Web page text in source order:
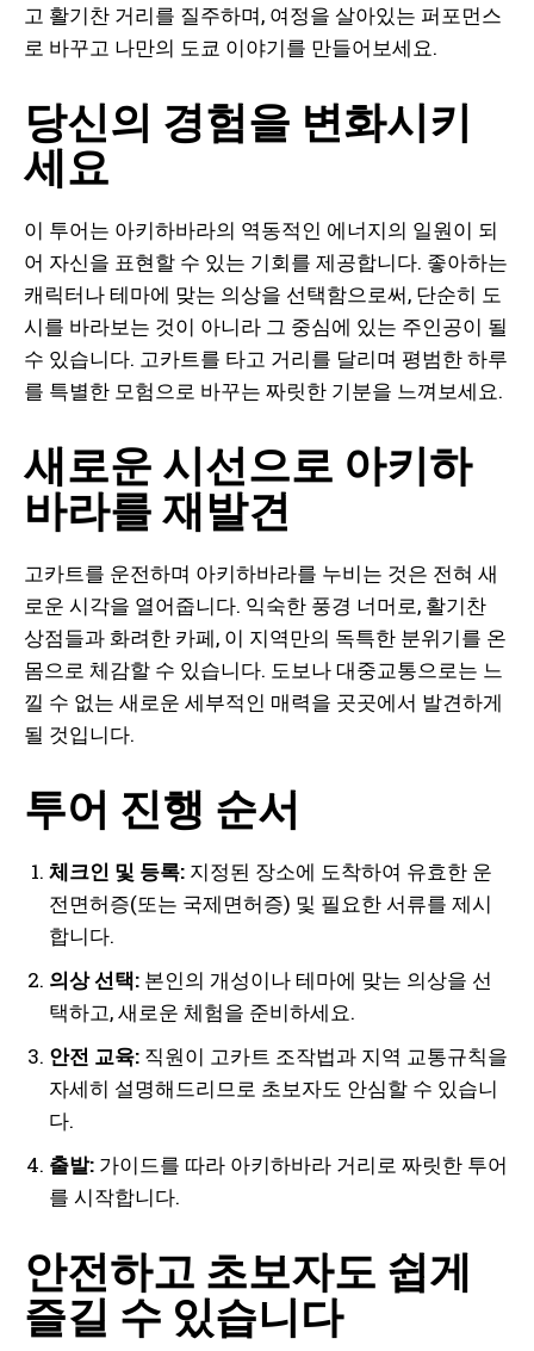
고 활기찬 거리를 질주하며, 여정을 살아있는 퍼포먼스
로 바꾸고 나만의 도쿄 이야기를 만들어보세요.
당신의 경험을 변화시키
세요
이 투어는 아키하바라의 역동적인 에너지의 일원이 되
어 자신을 표현할 수 있는 기회를 제공합니다. 좋아하는
캐릭터나 테마에 맞는 의상을 선택함으로써, 단순히 도
시를 바라보는 것이 아니라 그 중심에 있는 주인공이 될
수 있습니다. 고카트를 타고 거리를 달리며 평범한 하루
를 특별한 모험으로 바꾸는 짜릿한 기분을 느껴보세요.
새로운 시선으로 아키하
바라를 재발견
고카트를 운전하며 아키하바라를 누비는 것은 전혀 새
로운 시각을 열어줍니다. 익숙한 풍경 너머로, 활기찬
상점들과 화려한 카페, 이 지역만의 독특한 분위기를 온
몸으로 체감할 수 있습니다. 도보나 대중교통으로는 느
낄 수 없는 새로운 세부적인 매력을 곳곳에서 발견하게
될 것입니다.
투어 진행 순서
체크인 및 등록: 지정된 장소에 도착하여 유효한 운
전면허증(또는 국제면허증) 및 필요한 서류를 제시
합니다.
의상 선택: 본인의 개성이나 테마에 맞는 의상을 선
택하고, 새로운 체험을 준비하세요.
안전 교육: 직원이 고카트 조작법과 지역 교통규칙을
자세히 설명해드리므로 초보자도 안심할 수 있습니
다.
출발: 가이드를 따라 아키하바라 거리로 짜릿한 투어
를 시작합니다.
안전하고 초보자도 쉽게
즐길 수 있습니다